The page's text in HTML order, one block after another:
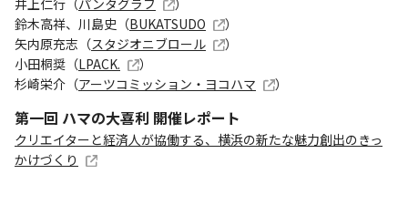
井上仁行（パンタグラフ
）
鈴木高祥、川島史（BUKATSUDO
）
矢内原充志（スタジオニブロール
）
小田桐奨（LPACK.
）
杉崎栄介（アーツコミッション・ヨコハマ ）
第一回 ハマの大喜利 開催レポート
クリエイターと経済人が協働する、横浜の新たな魅力創出のきっ
かけづくり